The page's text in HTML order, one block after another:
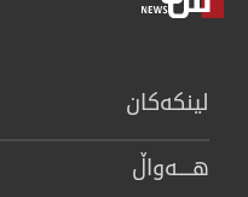
لینكەكان
هــــه‌واڵ